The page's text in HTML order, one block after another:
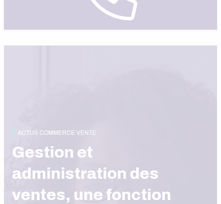
ACTUS COMMERCE VENTE
Gestion et
administration des
ventes, une fonction